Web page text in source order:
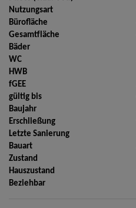
Nutzungsart
Bürofläche
Gesamtfläche
Bäder
WC
HWB
fGEE
gültig bis
Baujahr
Erschließung
Letzte Sanierung
Bauart
Zustand
Hauszustand
Beziehbar